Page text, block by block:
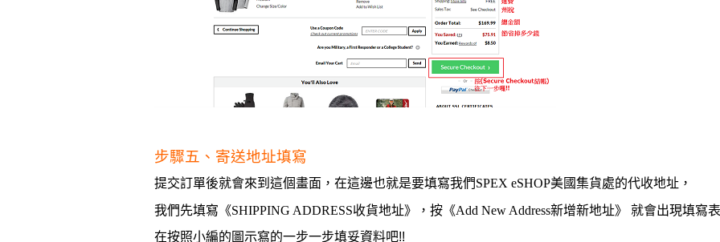
步驟五、寄送地址填寫
提交訂單後就會來到這個畫面，在這邊也就是要填寫我們SPEX eSHOP美國集貨處的代收地址，
我們先填寫 《SHIPPING ADDRESS收貨地址》， 按 《Add New Address新增新地址》
就會出現填寫
在按照小編的圖示寫的一步一步填妥資料吧!!